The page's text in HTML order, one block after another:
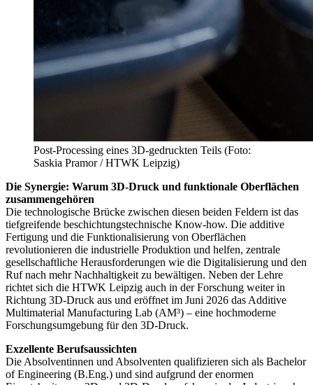
Post-Processing eines 3D-gedruckten Teils (Foto:
Saskia Pramor / HTWK Leipzig)
Die Synergie: Warum 3D-Druck und funktionale Oberflächen
zusammengehören
Die technologische Brücke zwischen diesen beiden Feldern ist das
tiefgreifende beschichtungstechnische Know-how. Die additive
Fertigung und die Funktionalisierung von Oberflächen
revolutionieren die industrielle Produktion und helfen, zentrale
gesellschaftliche Herausforderungen wie die Digitalisierung und den
Ruf nach mehr Nachhaltigkeit zu bewältigen. Neben der Lehre
richtet sich die HTWK Leipzig auch in der Forschung weiter in
Richtung 3D-Druck aus und eröffnet im Juni 2026 das Additive
Multimaterial Manufacturing Lab (AM³) – eine hochmoderne
Forschungsumgebung für den 3D-Druck.
Exzellente Berufsaussichten
Die Absolventinnen und Absolventen qualifizieren sich als Bachelor
of Engineering (B.Eng.) und sind aufgrund der enormen